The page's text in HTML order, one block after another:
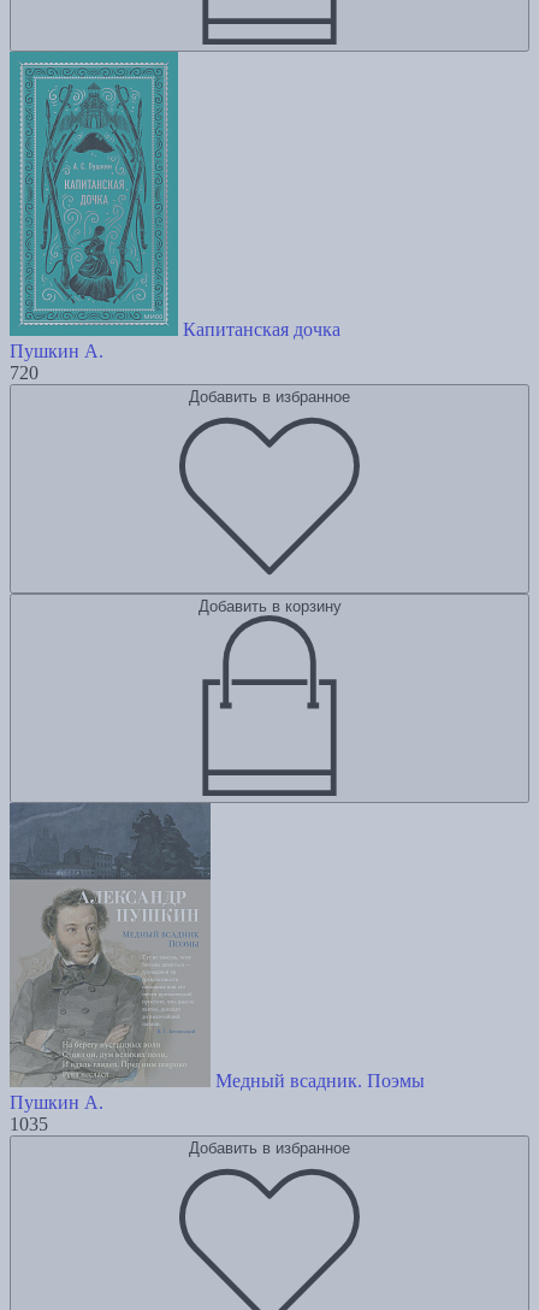
Капитанская дочка
Пушкин А.
720
Добавить в избранное
Добавить в корзину
Медный всадник. Поэмы
Пушкин А.
1035
Добавить в избранное